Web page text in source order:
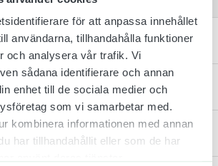
för att anpassa innehållet
användarna, tillhandahålla funktioner
och analysera vår trafik. Vi
sådana identifierare och annan
enhet till de sociala medier och
som vi samarbetar med.
kombinera informationen med annan
har tillhandahållit eller som de har